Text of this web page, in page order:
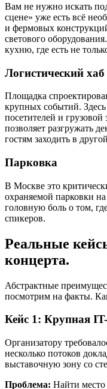
Вам не нужно искать
сцене» уже есть всё
и фермовых
светового
кухню, где есть не
Логистический хаб
Площадка
крупных событий.
посетителей и
позволяет разгружать
гостям заходить в
Парковка
В Москве это
охраняемой парковки
головную боль о том,
спикеров.
Реальные
концерта.
Абстрактные
посмотрим на факты.
Кейс 1: Крупная
Организатору
несколько потоков
выставочную зону со
Проблема: Найти место